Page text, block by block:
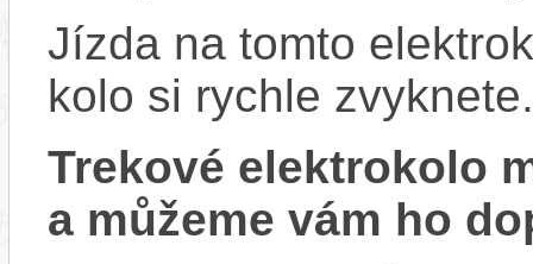
Jízda na tomto
kolo si rychle zvyknete.
Trekové elektrokolo
a můžeme vám ho